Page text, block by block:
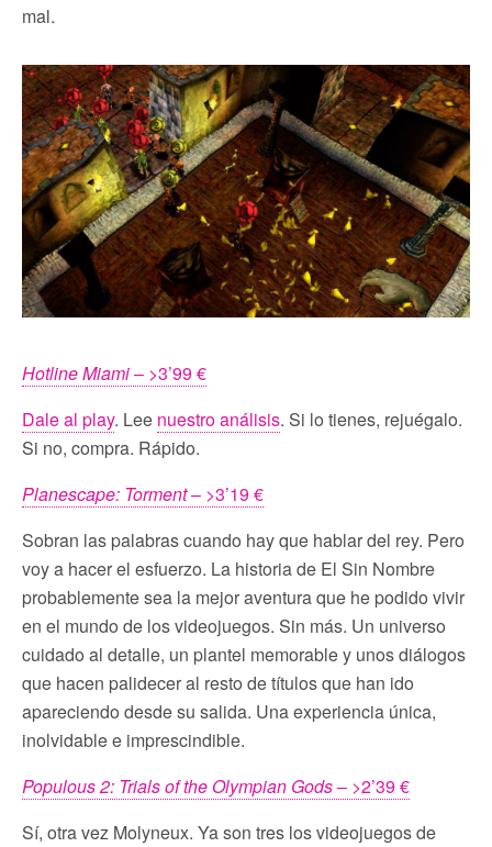
mal.
Hotline Miami– >3’99 €
Dale al play. Lee nuestro análisis. Si lo tienes, rejuégalo.
Si no, compra. Rápido.
Planescape: Torment– >3’19 €
Sobran las palabras cuando hay que hablar del rey. Pero
voy a hacer el esfuerzo. La historia de El Sin Nombre
probablemente sea la mejor aventura que he podido vivir
en el mundo de los videojuegos. Sin más. Un universo
cuidado al detalle, un plantel memorable y unos diálogos
que hacen palidecer al resto de títulos que han ido
apareciendo desde su salida. Una experiencia única,
inolvidable e imprescindible.
Populous 2: Trials of the Olympian Gods– >2’39 €
Sí, otra vez Molyneux. Ya son tres los videojuegos de